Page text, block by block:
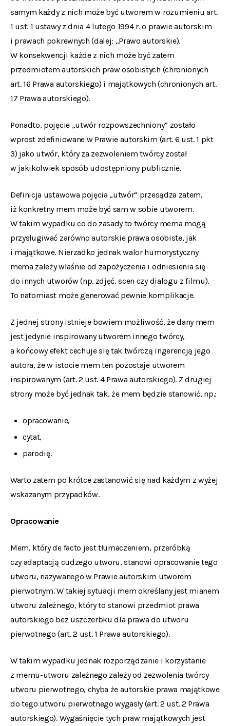
samym każdy z nich może być utworem w rozumieniu art.
1 ust. 1 ustawy z dnia 4 lutego 1994 r. o prawie autorskim
i prawach pokrewnych (dalej: „Prawo autorskie).
W konsekwencji każde z nich może być zatem
przedmiotem autorskich praw osobistych (chronionych
art. 16 Prawa autorskiego) i majątkowych (chronionych art.
17 Prawa autorskiego).
Ponadto, pojęcie „utwór rozpowszechniony” zostało
wprost zdefiniowane w Prawie autorskim (art. 6 ust. 1 pkt
3) jako utwór, który za zezwoleniem twórcy został
w jakikolwiek sposób udostępniony publicznie.
Definicja ustawowa pojęcia „utwór” przesądza zatem,
iż konkretny mem może być sam w sobie utworem.
W takim wypadku co do zasady to twórcy mema mogą
przysługiwać zarówno autorskie prawa osobiste, jak
i majątkowe. Nierzadko jednak walor humorystyczny
mema zależy właśnie od zapożyczenia i odniesienia się
do innych utworów (np. zdjęć, scen czy dialogu z filmu).
To natomiast może generować pewnie komplikacje.
Z jednej strony istnieje bowiem możliwość, że dany mem
jest jedynie inspirowany utworem innego twórcy,
a końcowy efekt cechuje się tak twórczą ingerencją jego
autora, że w istocie mem ten pozostaje utworem
inspirowanym (art. 2 ust. 4 Prawa autorskiego). Z drugiej
strony może być jednak tak, że mem będzie stanowić, np.:
opracowanie,
cytat,
parodię.
Warto zatem po krótce zastanowić się nad każdym z wyżej
wskazanym przypadków.
Opracowanie
Mem, któryde facto jest tłumaczeniem, przeróbką
czy adaptacją cudzego utworu, stanowi opracowanie tego
utworu, nazywanego w Prawie autorskim utworem
pierwotnym. W takiej sytuacji mem określany jest mianem
utworu zależnego, który to stanowi przedmiot prawa
autorskiego bez uszczerbku dla prawa do utworu
pierwotnego (art. 2 ust. 1 Prawa autorskiego).
W takim wypadku jednak rozporządzanie i korzystanie
z memu-utworu zależnego zależy od zezwolenia twórcy
utworu pierwotnego, chyba że autorskie prawa majątkowe
do tego utworu pierwotnego wygasły (art. 2 ust. 2 Prawa
autorskiego). Wygaśnięcie tych praw majątkowych jest